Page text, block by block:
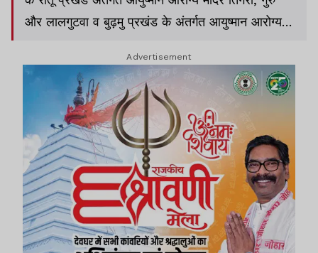
और लालगुटवा व बुढ़मु प्रखंड के अंतर्गत आयुष्मान आरोग्य
किया.
Advertisement